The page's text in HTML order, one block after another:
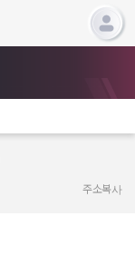
주소복사